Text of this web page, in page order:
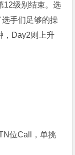
12级别结束。选
手们足够的操
，Day2则上升
位Call，单挑